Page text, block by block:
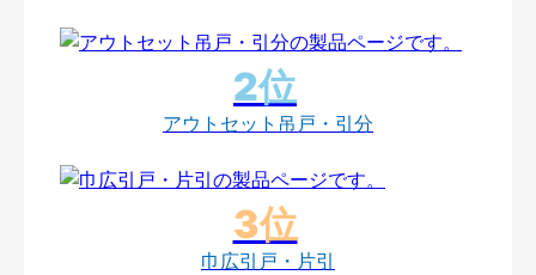
アウトセット吊戸・引分
巾広引戸・片引